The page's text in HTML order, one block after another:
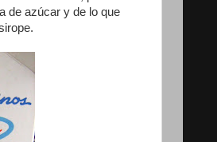
de azúcar y de lo que